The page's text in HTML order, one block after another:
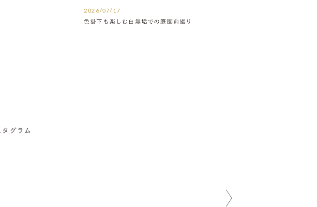
2026/07/17
色掛下も楽しむ白無垢での庭園前撮り
グラム